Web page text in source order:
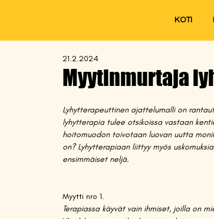
KOTI
Myytinmurtaja
21.2.2024
Lyhytterapeuttinen ajattelumalli on
lyhytterapia tulee otsikoissa vastaan
hoitomuodon toivotaan luovan uutta
on? Lyhytterapiaan liittyy myös
ensimmäiset neljä.
Myytti nro 1.
Terapiassa käyvät vain ihmiset, joilla on